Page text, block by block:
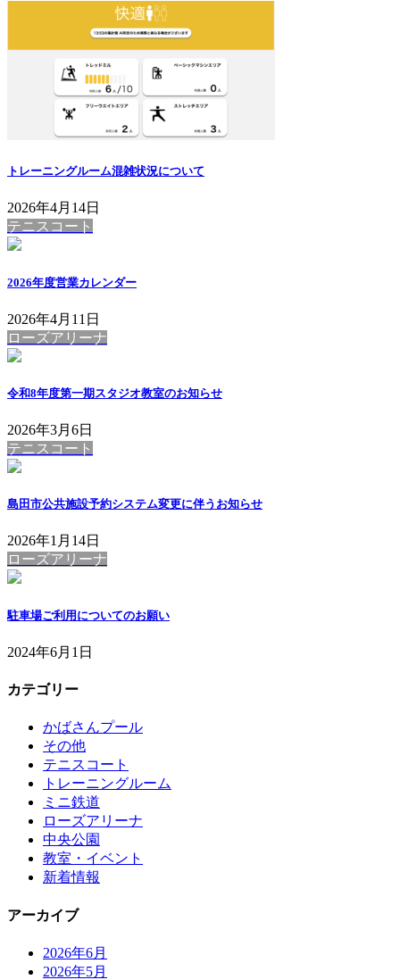
トレーニングルーム混雑状況について
2026年4月14日
テニスコート
2026年度営業カレンダー
2026年4月11日
ローズアリーナ
令和8年度第一期スタジオ教室のお知らせ
2026年3月6日
テニスコート
島田市公共施設予約システム変更に伴うお知らせ
2026年1月14日
ローズアリーナ
駐車場ご利用についてのお願い
2024年6月1日
カテゴリー
かばさんプール
その他
テニスコート
トレーニングルーム
ミニ鉄道
ローズアリーナ
中央公園
教室・イベント
新着情報
アーカイブ
2026年6月
2026年5月